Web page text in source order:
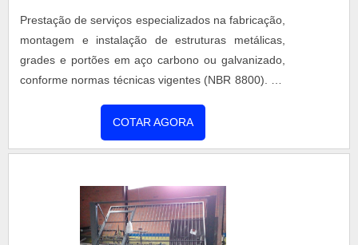
empresa, a mesma deve prezar pelos produtos e
serviços com ótima qualidade e assertividade,
detalhes que passam despercebidos e podem gerar
prejuízo futuros para os clientes.Tudo isso e muito
metálicas. O objetivo é disponibilizar sempre a
parcerias duradouras. Na organização é possível
encontrar uma equipe multidisciplinar de
consultores que esperam seu contato para melhor
Prestação de serviços especializados na fabricação,
montagem e instalação de estruturas metálicas,
grades e portões em aço carbono ou galvanizado,
conforme normas técnicas vigentes (NBR 8800). Os
de modelagem estrutural, garantindo precisão e
segurança. As soluções podem incluir pintura
COTAR AGORA